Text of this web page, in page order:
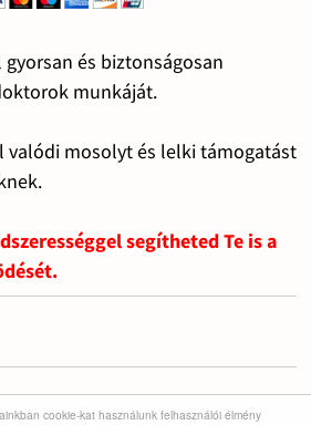
cookie-kat használunk felhasználói élmény
gyorsan és biztonságosan
munkáját.
valódi mosolyt és lelki támogatást
segítheted Te is a